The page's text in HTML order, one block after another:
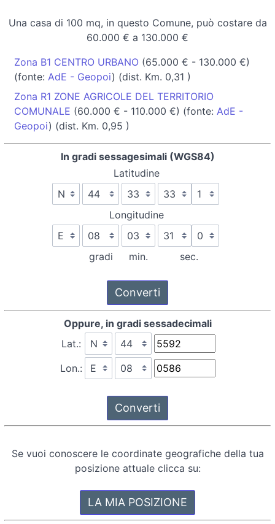
Una casa di 100 mq, in questo Comune, può costare da
60.000 € a 130.000 €
Zona B1 CENTRO URBANO (65.000 € - 130.000 €)
(fonte: AdE - Geopoi) (dist. Km. 0,31 )
Zona R1 ZONE AGRICOLE DEL TERRITORIO
COMUNALE (60.000 € - 110.000 €) (fonte: AdE -
Geopoi) (dist. Km. 0,95 )
In gradi sessagesimali (WGS84)
Latitudine
Longitudine
gradi min. sec.
Oppure, in gradi sessadecimali
Lat.:
Lon.:
Se vuoi conoscere le coordinate geografiche della tua
posizione attuale clicca su: